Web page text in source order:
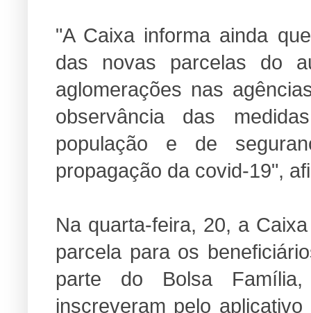
"A Caixa informa ainda
das novas parcelas do
aglomerações nas
observância das
população e de
propagação da covid-19",
Na quarta-feira, 20, a
parcela para os
parte do Bolsa
inscreveram pelo